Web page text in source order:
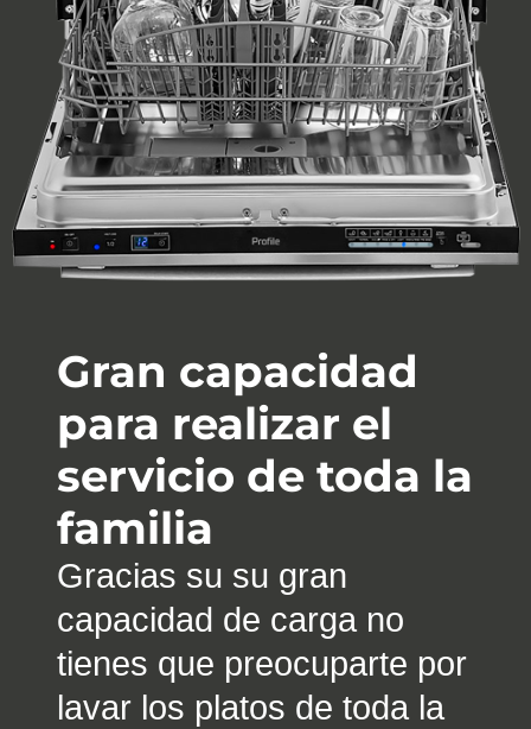
Gran capacidad
para realizar el
servicio de toda la
familia
Gracias su su gran
capacidad de carga no
tienes que preocuparte por
lavar los platos de toda la